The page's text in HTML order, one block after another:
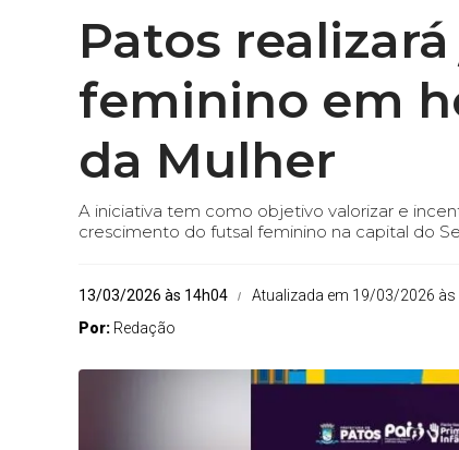
Patos
feminino em
da Mulher
A iniciativa tem como objetivo valorizar e
crescimento do futsal feminino na capital do
13/03/2026 às 14h04
Atualizada em 19/03/2026 às
Por: Redação